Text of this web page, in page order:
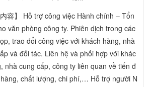
Nam Xét tăng lương 1 lần/năm theo tình
doanh và năng lực Nghỉ lễ, phép năm t
định của Nhà nước
内容】 Hỗ trợ công việc Hành chính – Tổn
văn phòng công ty. Phiên dịch trong các
trao đổi công việc với khách hàng, nhà
và đối tác. Liên hệ và phối hợp với khác
nhà cung cấp, công ty liên quan về tiến đ
chất lượng, chi phí,… Hỗ trợ người N